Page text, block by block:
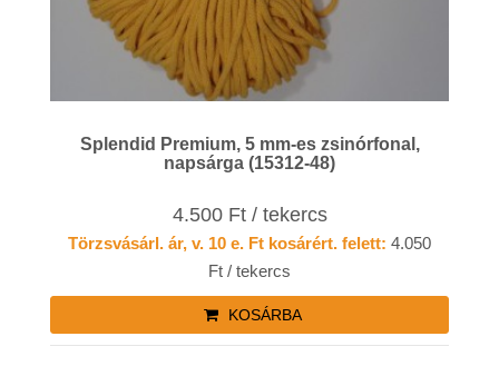
Splendid Premium, 5 mm-es zsinórfonal,
napsárga (15312-48)
4.500 Ft / tekercs
Törzsvásárl. ár, v. 10 e. Ft kosárért. felett: 4.050
Ft / tekercs
KOSÁRBA